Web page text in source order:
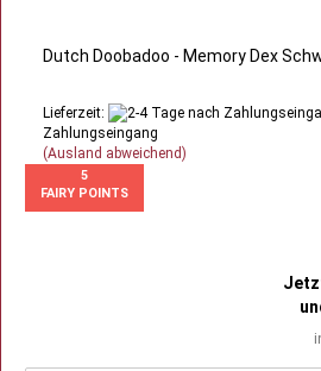
Dutch Doobadoo - Memory Dex
Lieferzeit:
Zahlungseingang
(Ausland abweichend)
5
FAIRY POINTS